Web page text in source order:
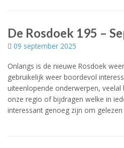
De Rosdoek 195 –
09 september 2025
Onlangs is de nieuwe Rosdoek
gebruikelijk weer boordevol
uiteenlopende onderwerpen, veelal
onze regio of bijdragen welke in
interessant genoeg zijn om